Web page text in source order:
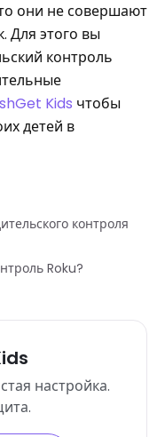
они не совершают
Для этого вы
контроль
Kids чтобы
детей в
контроля
Roku?
настройка.